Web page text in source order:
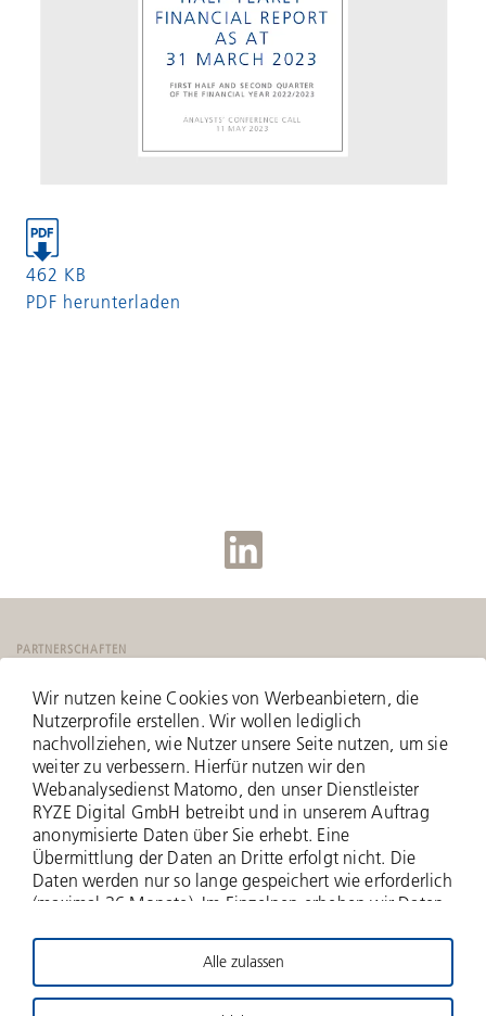
462 KB
PDF herunterladen
PARTNERSCHAFTEN
© 2026 Deutsche Beteiligungs AG
Wir nutzen keine Cookies von Werbeanbietern, die
Nutzerprofile erstellen. Wir wollen lediglich
nachvollziehen, wie Nutzer unsere Seite nutzen, um sie
weiter zu verbessern. Hierfür nutzen wir den
Webanalysedienst Matomo, den unser Dienstleister
RYZE Digital GmbH betreibt und in unserem Auftrag
anonymisierte Daten über Sie erhebt. Eine
Übermittlung der Daten an Dritte erfolgt nicht. Die
Daten werden nur so lange gespeichert wie erforderlich
(maximal 36 Monate). Im Einzelnen erheben wir Daten
werden erfasst), zu aufgerufenen Webseiten und Ihrer
Verweildauer hierauf, Häufigkeit der Aufrufe, zu
Suchanfragen und Downloads, und über weitere
Alle zulassen